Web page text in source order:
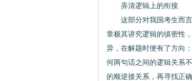
弄清逻辑上的衔接
这部分对我国考生而言
章极其讲究逻辑的缜密性
异，在解题时便有了方向
何两句话之间的逻辑关系
的顺逆接关系，再寻找正